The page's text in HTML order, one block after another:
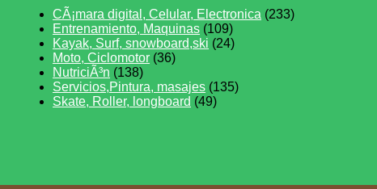
CÃ¡mara digital, Celular, Electronica (233)
Entrenamiento, Maquinas (109)
Kayak, Surf, snowboard,ski (24)
Moto, Ciclomotor (36)
NutriciÃ³n (138)
Servicios,Pintura, masajes (135)
Skate, Roller, longboard (49)